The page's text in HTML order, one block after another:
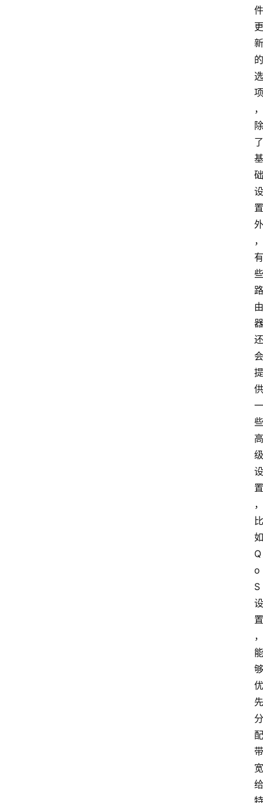
件
更
新
的
选
项
，
除
了
基
础
设
置
外
，
有
些
路
由
器
还
会
提
供
一
些
高
级
设
置
，
比
如
Q
o
S
设
置
，
能
够
优
先
分
配
带
宽
给
特